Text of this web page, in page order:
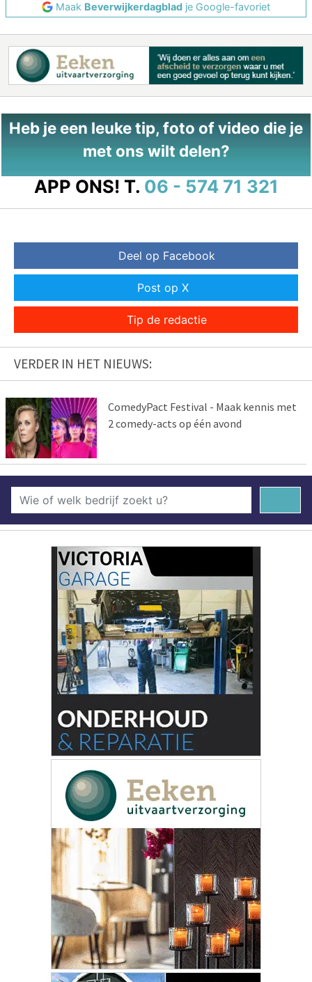
Maak Beverwijkerdagblad je Google-favoriet
Heb je een leuke tip, foto of video die je
met ons wilt delen?
APP ONS! T. 06 - 574 71 321
Deel op Facebook
Post op X
Tip de redactie
VERDER IN HET NIEUWS:
ComedyPact Festival - Maak kennis met
2 comedy-acts op één avond